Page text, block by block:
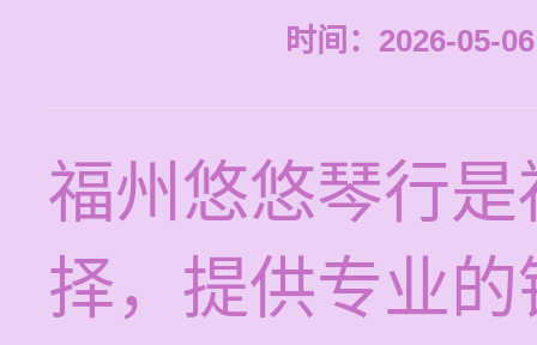
时间：2026-05-
福州悠悠琴行
择，提供专业